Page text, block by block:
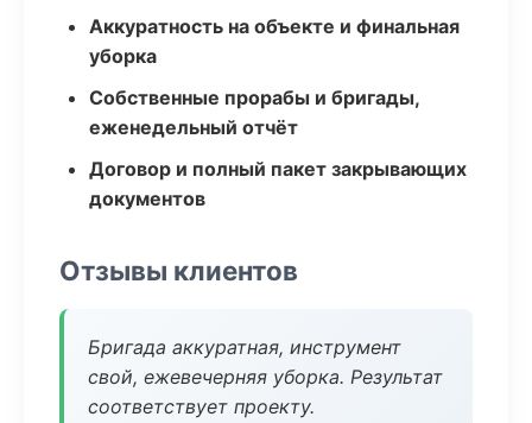
Аккуратность на объекте и финальная
уборка
Собственные прорабы и бригады,
еженедельный отчёт
Договор и полный пакет закрывающих
документов
Отзывы клиентов
Бригада аккуратная, инструмент
свой, ежевечерняя уборка. Результат
соответствует проекту.